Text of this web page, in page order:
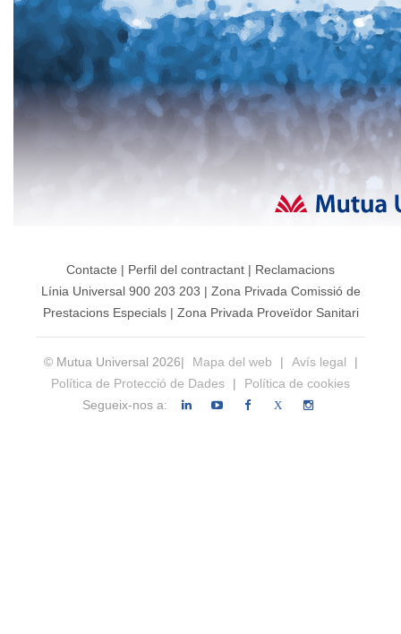
Contacte | Perfil del contractant | Reclamacions
Línia Universal 900 203 203 | Zona Privada Comissió de
Prestacions Especials| Zona Privada Proveïdor Sanitari
© Mutua Universal 2026| Mapa del web | Avís legal
|
Política de Protecció de Dades
|
Política de cookies
Segueix-nos a:
X